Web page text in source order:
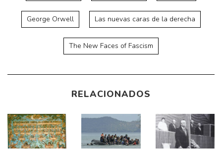
George Orwell Las nuevas caras de la derecha
The New Faces of Fascism
RELACIONADOS